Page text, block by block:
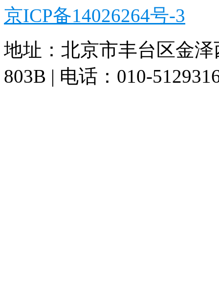
京ICP备14026264号-3
地址：北京市丰台区金
803B | 电话：010-